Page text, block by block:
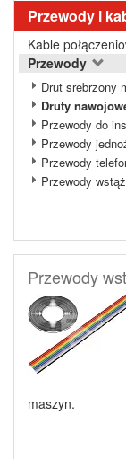
Przewody i
Kable
Przewody
Drut srebrzony
Druty
Przewody do
Przewody
Przewody
Przewody
Przewody
maszyn.